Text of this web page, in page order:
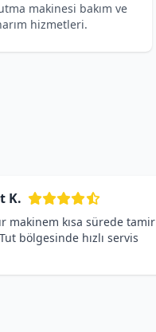
makinesi bakım ve
hizmetleri.
K.
makinem kısa sürede tamir
bölgesinde hızlı servis